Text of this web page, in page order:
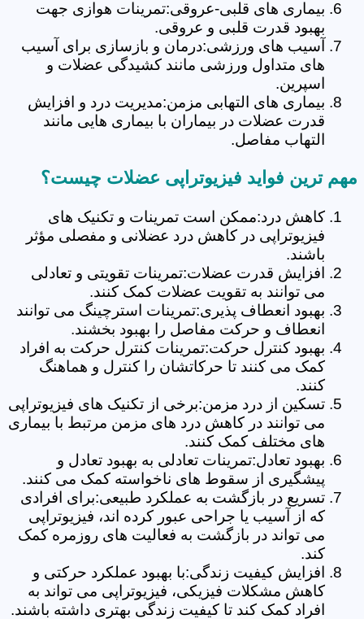
بیماری های قلبی-عروقی:تمرینات هوازی جهت
بهبود قدرت قلبی و عروقی.
آسیب های ورزشی:درمان و بازسازی برای آسیب
های متداول ورزشی مانند کشیدگی عضلات و
اسپرین.
بیماری های التهابی مزمن:مدیریت درد و افزایش
قدرت عضلات در بیماران با بیماری هایی مانند
التهاب مفاصل.
مهم ترین فواید فیزیوتراپی عضلات چیست؟
کاهش درد:ممکن است تمرینات و تکنیک های
فیزیوتراپی در کاهش درد عضلانی و مفصلی مؤثر
باشند.
افزایش قدرت عضلات:تمرینات تقویتی و تعادلی
می توانند به تقویت عضلات کمک کنند.
بهبود انعطاف پذیری:تمرینات استرچینگ می توانند
انعطاف و حرکت مفاصل را بهبود بخشند.
بهبود کنترل حرکت:تمرینات کنترل حرکت به افراد
کمک می کنند تا حرکاتشان را کنترل و هماهنگ
کنند.
تسکین از درد مزمن:برخی از تکنیک های فیزیوتراپی
می توانند در کاهش درد های مزمن مرتبط با بیماری
های مختلف کمک کنند.
بهبود تعادل:تمرینات تعادلی به بهبود تعادل و
پیشگیری از سقوط های ناخواسته کمک می کنند.
تسریع در بازگشت به عملکرد طبیعی:برای افرادی
که از آسیب یا جراحی عبور کرده اند، فیزیوتراپی
می تواند در بازگشت به فعالیت های روزمره کمک
کند.
افزایش کیفیت زندگی:با بهبود عملکرد حرکتی و
کاهش مشکلات فیزیکی، فیزیوتراپی می تواند به
افراد کمک کند تا کیفیت زندگی بهتری داشته باشند.